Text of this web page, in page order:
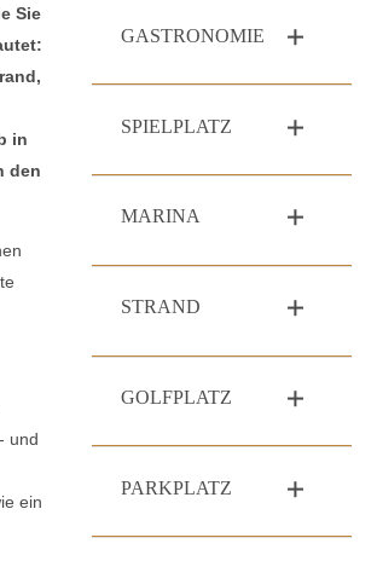
Sie
in
den
und
ein
GASTRONOMIE
SPIELPLATZ
MARINA
STRAND
GOLFPLATZ
PARKPLATZ